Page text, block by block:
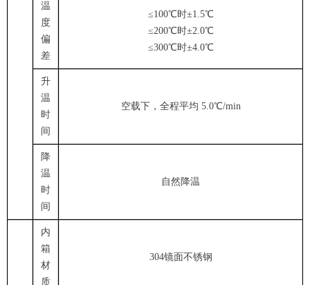
温
度
偏
差
≤100℃时±1.5℃
≤200℃时±2.0℃
≤300℃时±4.0℃
升
温
时
间
空载下，全程平均 5.0℃/min
降
温
时
间
自然降温
内
箱
材
质
304镜面不锈钢